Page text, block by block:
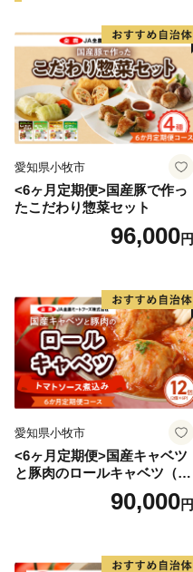
愛知県小牧市
<6ヶ月定期便>国産豚で作っ
たこだわり惣菜セット
96,000円
愛知県小牧市
<6ヶ月定期便>国産キャベツ
と豚肉のロールキャベツ（6P
90,000円